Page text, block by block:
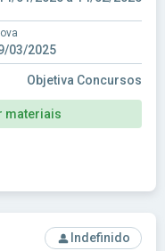
03/2025
Objetiva Concursos
materiais
RS - Prefeitura
Indefinido